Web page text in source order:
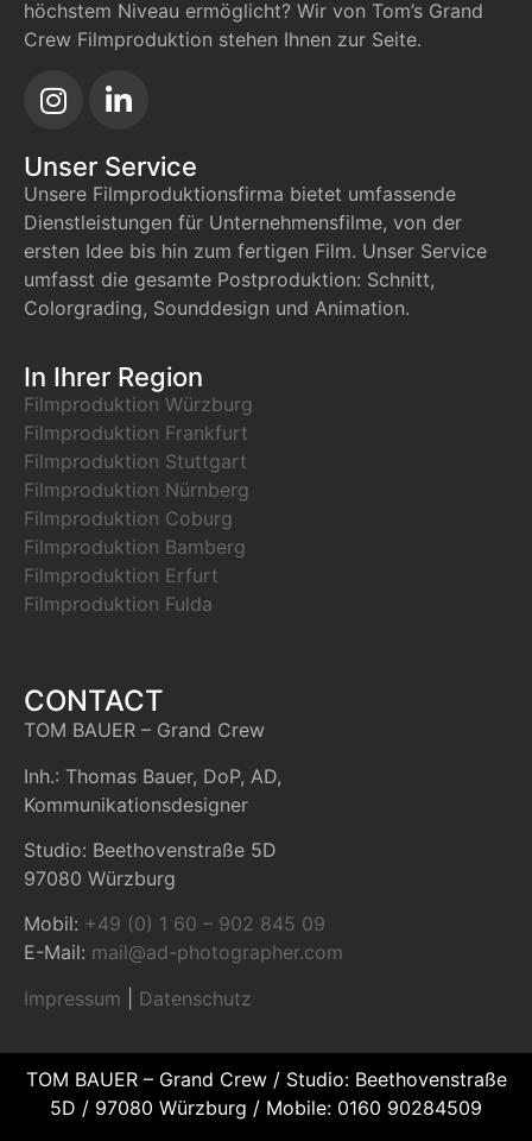
höchstem Niveau ermöglicht? Wir von Tom’s Grand
Crew Filmproduktion stehen Ihnen zur Seite.
Unser Service
Unsere Filmproduktionsfirma bietet umfassende
Dienstleistungen für Unternehmensfilme, von der
ersten Idee bis hin zum fertigen Film. Unser Service
umfasst die gesamte Postproduktion: Schnitt,
Colorgrading, Sounddesign und Animation.
In Ihrer Region
Filmproduktion Würzburg
Filmproduktion Frankfurt
Filmproduktion Stuttgart
Filmproduktion Nürnberg
Filmproduktion Coburg
Filmproduktion Bamberg
Filmproduktion Erfurt
Filmproduktion Fulda
CONTACT
TOM BAUER – Grand Crew
Inh.: Thomas Bauer, DoP, AD,
Kommunikationsdesigner
Studio: Beethovenstraße 5D
97080 Würzburg
Mobil: +49 (0) 1 60 – 902 845 09
E-Mail: mail@ad-photographer.com
Impressum
Datenschutz
TOM BAUER – Grand Crew / Studio: Beethovenstraße
5D / 97080 Würzburg / Mobile: 0160 90284509